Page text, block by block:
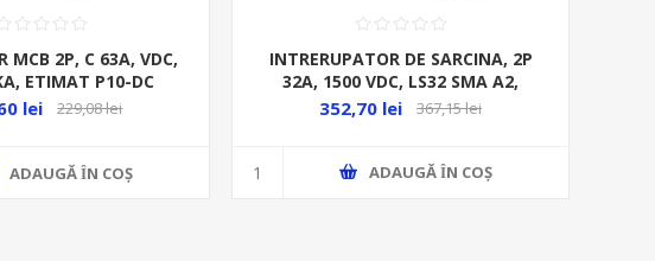
MCB 2P, C 63A, VDC,
ETIMAT P10-DC
lei 229,08 lei
ADAUGĂ ȊN COŞ
INTRERUPATOR DE SARCINA, 2P
32A, 1500 VDC, LS32 SMA A2,
352,70 lei 367,15 lei
ADAUGĂ ȊN COŞ